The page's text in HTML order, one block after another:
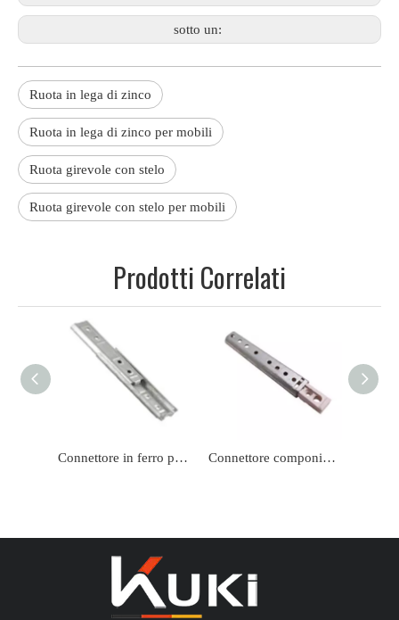
sotto un:
Ruota in lega di zinco
Ruota in lega di zinco per mobili
Ruota girevole con stelo
Ruota girevole con stelo per mobili
Prodotti Correlati
Connettore in ferro per divano letto per mobili da 2 pollici di alta qualità Connettore componibile per divano letto hardware per mobili di fabbrica cinese